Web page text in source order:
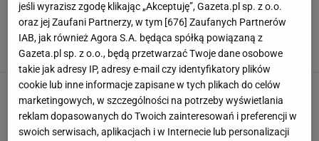
Kylie Jenner wróciła do naturalnych ust.
Ekspertka mówi o rewolucji w medycynie
estetycznej
Zuzanna Kwasek,26 LUTEGO 2026, 10:15
Zaskakujące nagranie Szelągowskiej.
Tłumaczy się z "pontoniastych" ust
Julia Mistarz,12 SIERPNIA 2025, 16:00
jeśli wyrazisz zgodę klikając „Akceptuję”, Gazeta.pl sp. z o.o.
oraz jej Zaufani Partnerzy, w tym [ 676 ] Zaufanych Partnerów
IAB, jak również Agora S.A. będąca spółką powiązaną z
Gazeta.pl sp. z o.o., będą przetwarzać Twoje dane osobowe
takie jak adresy IP, adresy e-mail czy identyfikatory plików
cookie lub inne informacje zapisane w tych plikach do celów
marketingowych, w szczególności na potrzeby wyświetlania
reklam dopasowanych do Twoich zainteresowań i preferencji w
swoich serwisach, aplikacjach i w Internecie lub personalizacji